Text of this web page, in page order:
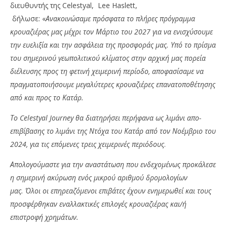
διευθυντής της Celestyal, Lee Haslett,
δήλωσε: «Ανακοινώσαμε πρόσφατα το πλήρες πρόγραμμα
κρουαζιέρας μας μέχρι τον Μάρτιο του 2027 για να ενισχύσουμε
την ευελιξία και την ασφάλεια της προσφοράς μας. Υπό το πρίσμα
του σημερινού γεωπολιτικού κλίματος στην αρχική μας πορεία
διέλευσης προς τη φετινή χειμερινή περίοδο, αποφασίσαμε να
πραγματοποιήσουμε μεγαλύτερες κρουαζιέρες επανατοποθέτησης
από και προς το Κατάρ.
Το Celestyal Journey θα διατηρήσει περήφανα ως λιμάνι απο-
επιβίβασης το λιμάνι της Ντόχα του Κατάρ από τον Νοέμβριο του
2024, για τις επόμενες τρεις χειμερινές περιόδους.
Απολογούμαστε για την αναστάτωση που ενδεχομένως προκάλεσε
η σημερινή ακύρωση ενός μικρού αριθμού δρομολογίων
μας. Όλοι οι επηρεαζόμενοι επιβάτες έχουν ενημερωθεί και τους
προσφέρθηκαν εναλλακτικές επιλογές κρουαζιέρας και/ή
επιστροφή χρημάτων.